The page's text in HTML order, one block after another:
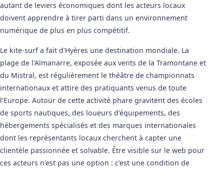
autant de leviers économiques dont les acteurs locaux
doivent apprendre à tirer parti dans un environnement
numérique de plus en plus compétitif.
Le kite-surf a fait d'Hyères une destination mondiale. La
plage de l'Almanarre, exposée aux vents de la Tramontane et
du Mistral, est régulièrement le théâtre de championnats
internationaux et attire des pratiquants venus de toute
l'Europe. Autour de cette activité phare gravitent des écoles
de sports nautiques, des loueurs d'équipements, des
hébergements spécialisés et des marques internationales
dont les représentants locaux cherchent à capter une
clientèle passionnée et solvable. Être visible sur le web pour
ces acteurs n'est pas une option : c'est une condition de